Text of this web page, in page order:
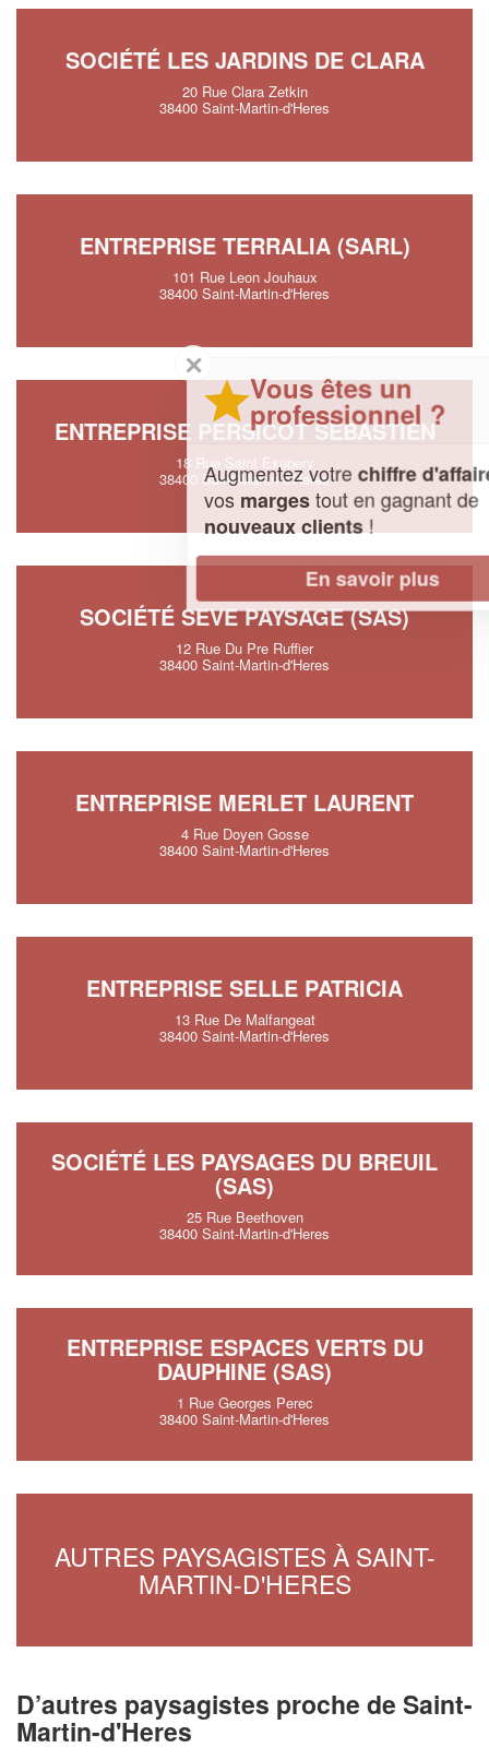
SOCIÉTÉ LES JARDINS DE CLARA
20 Rue Clara Zetkin
38400 Saint-Martin-d'Heres
ENTREPRISE TERRALIA (SARL)
101 Rue Leon Jouhaux
38400 Saint-Martin-d'Heres
ENTREPRISE PERSICOT SEBASTIEN
18 Rue Saint Exupery
38400 Saint-Martin-d'Heres
SOCIÉTÉ SEVE PAYSAGE (SAS)
12 Rue Du Pre Ruffier
38400 Saint-Martin-d'Heres
ENTREPRISE MERLET LAURENT
4 Rue Doyen Gosse
38400 Saint-Martin-d'Heres
ENTREPRISE SELLE PATRICIA
13 Rue De Malfangeat
38400 Saint-Martin-d'Heres
SOCIÉTÉ LES PAYSAGES DU BREUIL
(SAS)
25 Rue Beethoven
38400 Saint-Martin-d'Heres
ENTREPRISE ESPACES VERTS DU
DAUPHINE (SAS)
1 Rue Georges Perec
38400 Saint-Martin-d'Heres
AUTRES PAYSAGISTES À SAINT-
MARTIN-D'HERES
D’autres paysagistes proche de Saint-
Martin-d'Heres
Vous êtes un
professionnel ?
Augmentez votrechiffre d'affaireset
marges tout en gagnant de
nouveaux clients!
En savoir plus